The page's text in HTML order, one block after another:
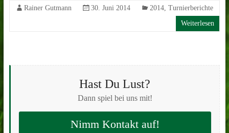
Rainer Gutmann 30. Juni 2014 2014, Turnierberichte
Weiterlesen
Hast Du Lust?
Dann spiel bei uns mit!
Nimm Kontakt auf!